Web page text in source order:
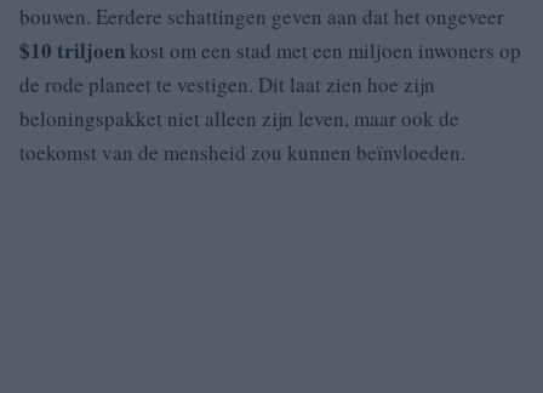
bouwen. Eerdere schattingen geven aan dat het ongeveer
$10 triljoen kost om een stad met een miljoen inwoners op
de rode planeet te vestigen. Dit laat zien hoe zijn
beloningspakket niet alleen zijn leven, maar ook de
toekomst van de mensheid zou kunnen beïnvloeden.